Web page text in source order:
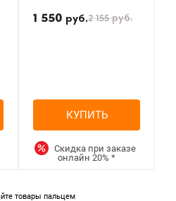
1 550 руб.2 155руб.
КУПИТЬ
Скидка при заказе
онлайн20%*